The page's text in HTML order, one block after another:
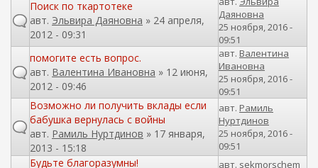
Поиск по ткартотеке
авт. Эльвира Даяновна » 24 апреля,
2012 - 09:31
Даяновна
25 ноября, 2016 -
09:51
помогите есть вопрос.
авт. Валентина Ивановна » 12 июня,
2012 - 09:46
авт. Валентина
Ивановна
25 ноября, 2016 -
09:51
Возможно ли получить вклады если
бабушка вернулась с войны
авт. Рамиль Нуртдинов » 17 января,
2013 - 15:18
авт. Рамиль
Нуртдинов
25 ноября, 2016 -
09:51
Будьте благоразумны! авт. sekmorschem